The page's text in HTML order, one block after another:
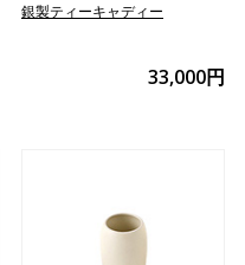
銀製ティーキャディー
33,000円